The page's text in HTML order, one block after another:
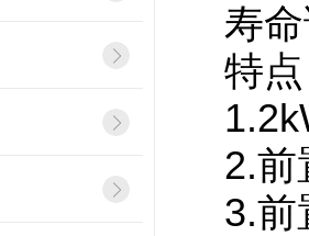
寿
特
2.前
3.前